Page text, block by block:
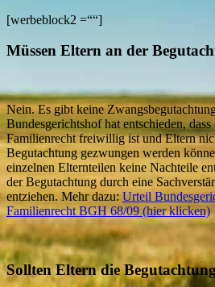
[werbeblock2 =““]
Müssen Eltern an der
Nein. Es gibt keine
Bundesgerichtshof hat entschieden,
Familienrecht freiwillig ist und Eltern
Begutachtung gezwungen werden
einzelnen Elternteilen keine Nachteile
der Begutachtung durch eine
entziehen. Mehr dazu:Urteil
Familienrecht BGH 68/09 (hier klicken)
Sollten Eltern die